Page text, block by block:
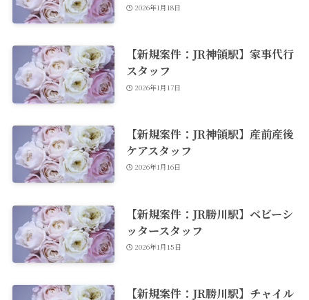
2026年1月18日
【新規案件：JR神領駅】家事代行
スタッフ
2026年1月17日
【新規案件：JR神領駅】産前産後
ケアスタッフ
2026年1月16日
【新規案件：JR勝川駅】ベビーシ
ッタースタッフ
2026年1月15日
【新規案件：JR勝川駅】チャイル